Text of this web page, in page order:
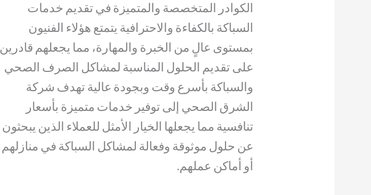
الكوادر المتخصصة والمتميزة في تقديم خدمات
السباكة بالكفاءة والاحترافية يتمتع هؤلاء الفنيون
بمستوى عالٍ من الخبرة والمهارة، مما يجعلهم قادرين
على تقديم الحلول المناسبة لمشاكل الصرف الصحي
والسباكة بأسرع وقت وبجودة عالية تهدف شركة
الشرق الصحي إلى توفير خدمات متميزة بأسعار
تنافسية مما يجعلها الخيار الأمثل للعملاء الذين يبحثون
عن حلول موثوقة وفعالة لمشاكل السباكة في منازلهم
أو أماكن عملهم.